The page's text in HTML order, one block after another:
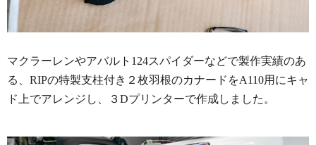
マクラーレンやアバルト124スパイダーなどで製作実績のあ
る、RIPの特製支柱付き２枚羽根のカナードをA110用にキャ
ド上でアレンジし、３Dプリンターで作成しました。